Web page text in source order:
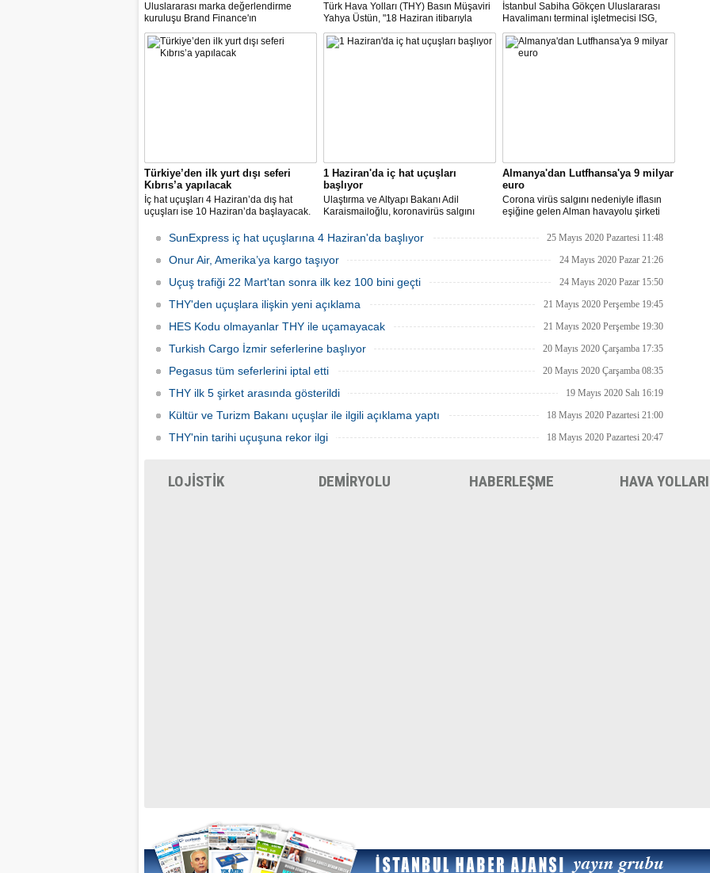
Uluslararası marka değerlendirme
kuruluşu Brand Finance'ın
araştırmasına göre Türk Hava Yolları, 2
milyar dolara yaklaşan marka değeriyle
bu yıl da "Türkiye'nin en değerli
Türk Hava Yolları (THY) Basın Müşaviri
Yahya Üstün, "18 Haziran itibarıyla
Avrupa’daki 16 şehirden Anadolu’daki
14 noktaya direkt uçmaya başlayacağız"
İstanbul Sabiha Gökçen Uluslararası
Havalimanı terminal işletmecisi ISG,
yarın başlayacak iç hat uçuşlarında
uçak içerisine kabin bagajı kabul
edilmeyeceğini duyurdu.
Türkiye’den ilk yurt dışı seferi
Kıbrıs’a yapılacak
İç hat uçuşları 4 Haziran’da dış hat
uçuşları ise 10 Haziran’da başlayacak.
olacak.
1 Haziran'da iç hat uçuşları
başlıyor
Ulaştırma ve Altyapı Bakanı Adil
Karaismailoğlu, koronavirüs salgını
seferlerinin, 1 Haziran itibarıyla iç
hatlarda yeniden başlayacağını bildirdi.
Almanya'dan Lutfhansa'ya 9 milyar
euro
Corona virüs salgını nedeniyle iflasın
eşiğine gelen Alman havayolu şirketi
anlaşma sağlandı.
SunExpress iç hat uçuşlarına 4 Haziran'da başlıyor 25 Mayıs 2020 Pazartesi 11:48
Onur Air, Amerika’ya kargo taşıyor 24 Mayıs 2020 Pazar 21:26
Uçuş trafiği 22 Mart'tan sonra ilk kez 100 bini geçti 24 Mayıs 2020 Pazar 15:50
THY'den uçuşlara ilişkin yeni açıklama 21 Mayıs 2020 Perşembe 19:45
HES Kodu olmayanlar THY ile uçamayacak 21 Mayıs 2020 Perşembe 19:30
Turkish Cargo İzmir seferlerine başlıyor 20 Mayıs 2020 Çarşamba 17:35
Pegasus tüm seferlerini iptal etti 20 Mayıs 2020 Çarşamba 08:35
THY ilk 5 şirket arasında gösterildi 19 Mayıs 2020 Salı 16:19
Kültür ve Turizm Bakanı uçuşlar ile ilgili açıklama yaptı 18 Mayıs 2020 Pazartesi 21:00
THY'nin tarihi uçuşuna rekor ilgi 18 Mayıs 2020 Pazartesi 20:47
LOJİSTİK DEMİRYOLU HABERLEŞME HAVA YOLLARI